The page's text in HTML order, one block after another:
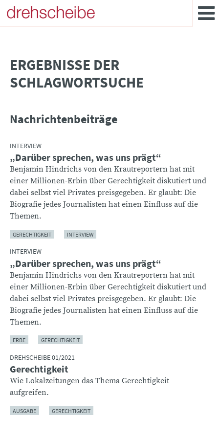
­ERGEBNISSE DER
SCHLAGWORTSUCHE
Nachrichtenbeiträge
INTERVIEW
„Darüber sprechen, was uns prägt“
Benjamin Hindrichs von den Krautreportern hat mit
einer Millionen-Erbin über Gerechtigkeit diskutiert und
dabei selbst viel Privates preisgegeben. Er glaubt: Die
Biografie jedes Journalisten hat einen Einfluss auf die
Themen.
GERECHTIGKEIT INTERVIEW
INTERVIEW
„Darüber sprechen, was uns prägt“
Benjamin Hindrichs von den Krautreportern hat mit
einer Millionen-Erbin über Gerechtigkeit diskutiert und
dabei selbst viel Privates preisgegeben. Er glaubt: Die
Biografie jedes Journalisten hat einen Einfluss auf die
Themen.
ERBE GERECHTIGKEIT
DREHSCHEIBE 01/2021
Gerechtigkeit
Wie Lokalzeitungen das Thema Gerechtigkeit
aufgreifen.
AUSGABE GERECHTIGKEIT